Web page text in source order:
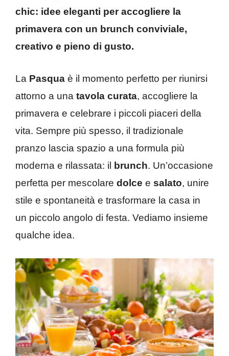
chic: idee eleganti per accogliere la
primavera con un brunch conviviale,
creativo e pieno di gusto.
La Pasqua è il momento perfetto per riunirsi
attorno a una tavola curata, accogliere la
primavera e celebrare i piccoli piaceri della
vita. Sempre più spesso, il tradizionale
pranzo lascia spazio a una formula più
moderna e rilassata: il brunch. Un’occasione
perfetta per mescolare dolce e salato, unire
stile e spontaneità e trasformare la casa in
un piccolo angolo di festa. Vediamo insieme
qualche idea.